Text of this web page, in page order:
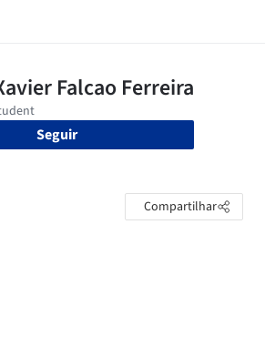
Seguir
Compartilhar